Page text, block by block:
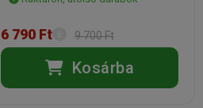
6 790 Ft 9 700 Ft
Kosárba